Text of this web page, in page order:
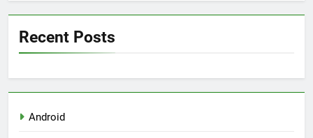
Recent Posts
Android